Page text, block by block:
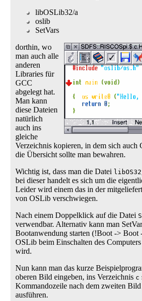
libOSLib32/a
oslib
SetVars
dorthin, wo
man auch alle
anderen
Libraries für
GCC
abgelegt hat.
Man kann
diese Dateien
natürlich
auch ins
gleiche
Verzeichnis kopieren, in dem sich
die Übersicht sollte man bewahren.
Wichtig ist, dass man die Datei
bei dieser handelt es sich um die
Leider wird einem das in der
von OSLib verschwiegen.
Nach einem Doppelklick auf die Datei
verwendbar. Alternativ kann man
Bootanwendung starten (!Boot -> Boot
OSLib beim Einschalten des
wird.
Nun kann man das kurze
oberen Bild eingeben, ins Verzeichnis c
Kommandozeile nach dem zweiten
ausführen.